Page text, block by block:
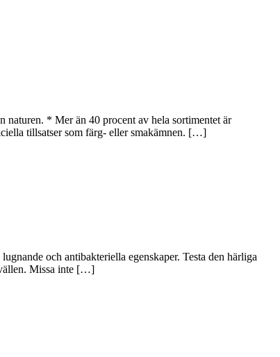
* Mer än 40 procent av hela sortimentet är
tillsatser som färg- eller smakämnen. […]
och antibakteriella egenskaper. Testa den härliga
Missa inte […]